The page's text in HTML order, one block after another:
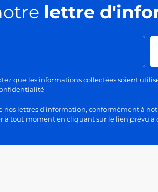
lettre
que les informations collectées soient
nos lettres d'information, conformément à
à tout moment en cliquant sur le lien prévu à